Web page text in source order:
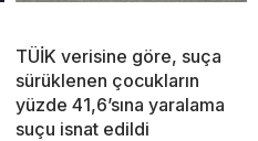
TÜİK verisine göre, suça
sürüklenen çocukların
yüzde 41,6’sına yaralama
suçu isnat edildi